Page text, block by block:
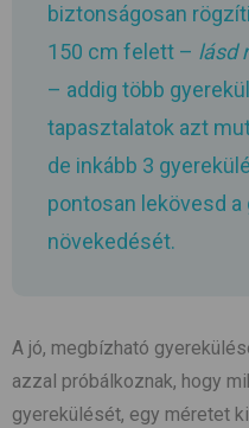
biztonságosan
150 cm felett – lásd
– addig több
tapasztalatok azt
de inkább 3
pontosan lekövesd
növekedését.
A jó, megbízható
azzal próbálkoznak, hogy
gyerekülését, egy méretet